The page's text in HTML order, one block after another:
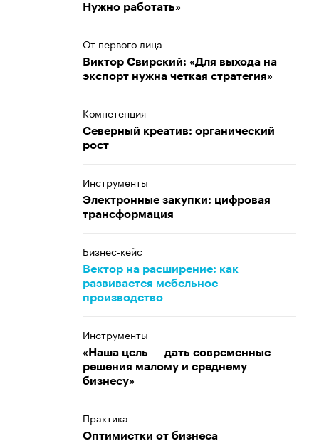
Нужно работать»
От первого лица
Виктор Свирский: «Для выхода на
экспорт нужна четкая стратегия»
Компетенция
Северный креатив: органический
рост
Инструменты
Электронные закупки: цифровая
трансформация
Бизнес-кейс
Вектор на расширение: как
развивается мебельное
производство
Инструменты
«Наша цель — дать современные
решения малому и среднему
бизнесу»
Практика
Оптимистки от бизнеса